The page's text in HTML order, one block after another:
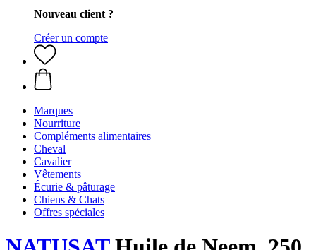
Nouveau client ?
Créer un compte
Marques
Nourriture
Compléments alimentaires
Cheval
Cavalier
Vêtements
Écurie & pâturage
Chiens & Chats
Offres spéciales